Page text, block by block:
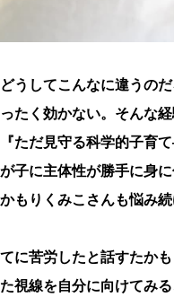
うしてこんなに違うの
たく効かない。そんな
ただ見守る科学的子育
子に主体性が勝手に身に
もりくみこさんも悩み続
に苦労したと話すたか
視線を自分に向けてみる